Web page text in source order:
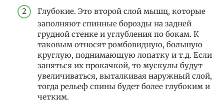
Глубокие. Это второй слой мышц, которые
заполняют спинные борозды на задней
грудной стенке и углубления по бокам. К
таковым относят ромбовидную, большую
круглую, поднимающую лопатку и т.д. Если
заняться их прокачкой, то мускулы будут
увеличиваться, выталкивая наружный слой,
тогда рельеф спины будет более глубоким и
четким.